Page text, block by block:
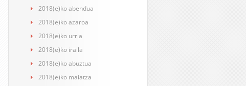
2018(e)ko abendua
2018(e)ko azaroa
2018(e)ko urria
2018(e)ko iraila
2018(e)ko abuztua
2018(e)ko maiatza